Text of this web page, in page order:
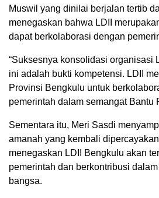
Muswil yang dinilai berjalan tertib
menegaskan bahwa LDII
dapat berkolaborasi dengan
“Suksesnya konsolidasi organisasi
ini adalah bukti kompetensi. LDII
Provinsi Bengkulu untuk
pemerintah dalam semangat Bantu
Sementara itu, Meri Sasdi
amanah yang kembali
menegaskan LDII Bengkulu akan
pemerintah dan berkontribusi
bangsa.